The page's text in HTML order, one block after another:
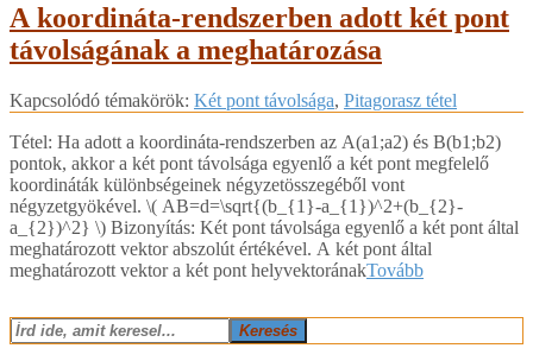
A koordináta-rendszerben adott két pont
távolságának a meghatározása
2018-
05
Kapcsolódó témakörök: Két pont távolsága, Pitagorasz tétel
Tétel: Ha adott a koordináta-rendszerben az A(a1;a2) és B(b1;b2)
pontok, akkor a két pont távolsága egyenlő a két pont megfelelő
koordináták különbségeinek négyzetösszegéből vont
négyzetgyökével. ​\( AB=d=\sqrt{(b_{1}-a_{1})^2+(b_{2}-
a_{2})^2} \)​ Bizonyítás: Két pont távolsága egyenlő a két pont által
meghatározott vektor abszolút értékével. A két pont által
meghatározott vektor a két pont helyvektoránakTovább
Keresés